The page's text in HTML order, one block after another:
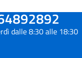
dalle 8:30 alle 18:30